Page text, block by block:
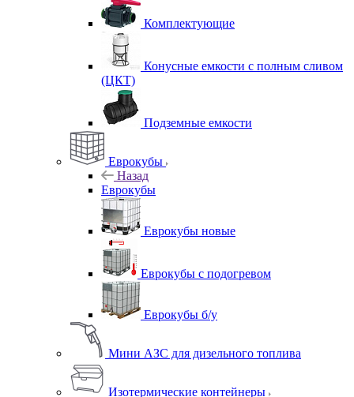
Комплектующие
Конусные емкости с полным сливом
(ЦКТ)
Подземные емкости
Еврокубы
Назад
Еврокубы
Еврокубы новые
Еврокубы с подогревом
Еврокубы б/у
Мини АЗС для дизельного топлива
Изотермические контейнеры